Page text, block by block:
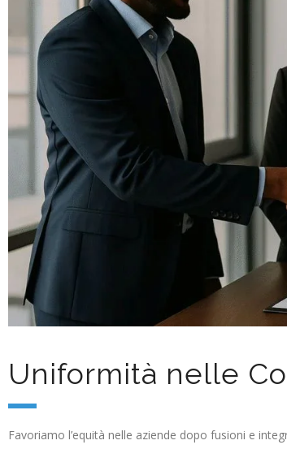
Uniformità nelle
Favoriamo l’equità nelle aziende dopo fusioni e